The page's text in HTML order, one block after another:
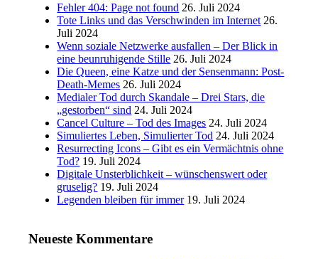
Fehler 404: Page not found 26. Juli 2024
Tote Links und das Verschwinden im Internet 26.
Juli 2024
Wenn soziale Netzwerke ausfallen – Der Blick in
eine beunruhigende Stille 26. Juli 2024
Die Queen, eine Katze und der Sensenmann: Post-
Death-Memes 26. Juli 2024
Medialer Tod durch Skandale – Drei Stars, die
„gestorben“ sind 24. Juli 2024
Cancel Culture – Tod des Images 24. Juli 2024
Simuliertes Leben, Simulierter Tod 24. Juli 2024
Resurrecting Icons – Gibt es ein Vermächtnis ohne
Tod? 19. Juli 2024
Digitale Unsterblichkeit – wünschenswert oder
gruselig? 19. Juli 2024
Legenden bleiben für immer 19. Juli 2024
Neueste Kommentare